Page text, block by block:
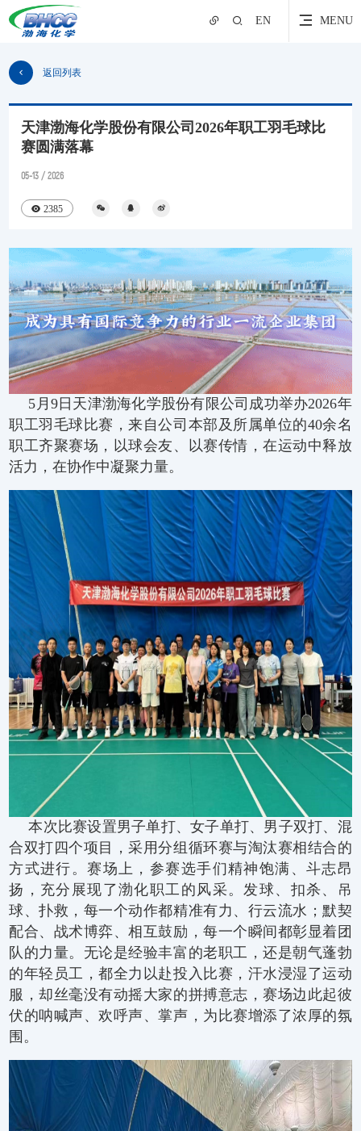
EN MENU
返回列表
天津渤海化学股份有限公司2026年职工羽毛球比
赛圆满落幕
05-13 / 2026
2385
5月9日天津渤海化学股份有限公司成功举办2026年
职工羽毛球比赛，来自公司本部及所属单位的40余名
职工齐聚赛场，以球会友、以赛传情，在运动中释放
活力，在协作中凝聚力量。
本次比赛设置男子单打、女子单打、男子双打、混
合双打四个项目，采用分组循环赛与淘汰赛相结合的
方式进行。赛场上，参赛选手们精神饱满、斗志昂
扬，充分展现了渤化职工的风采。发球、扣杀、吊
球、扑救，每一个动作都精准有力、行云流水；默契
配合、战术博弈、相互鼓励，每一个瞬间都彰显着团
队的力量。无论是经验丰富的老职工，还是朝气蓬勃
的年轻员工，都全力以赴投入比赛，汗水浸湿了运动
服，却丝毫没有动摇大家的拼搏意志，赛场边此起彼
伏的呐喊声、欢呼声、掌声，为比赛增添了浓厚的氛
围。